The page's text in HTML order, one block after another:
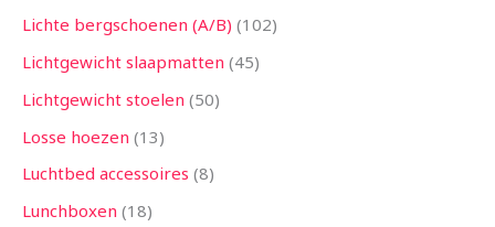
Lichte bergschoenen (A/B) 102
Lichtgewicht slaapmatten 45
Lichtgewicht stoelen 50
Losse hoezen 13
Luchtbed accessoires 8
Lunchboxen 18